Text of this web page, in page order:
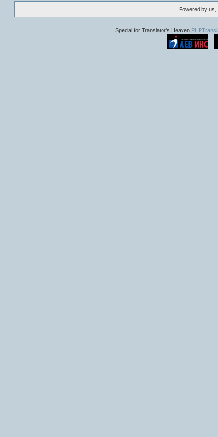
Алис
др.
Powered by
Special for Translator's Heaven